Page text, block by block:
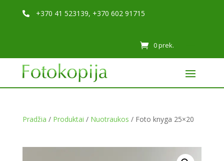
 +370 41 523139, +370 602 91715
0 prek.
Pradžia / Produktai / Nuotraukos / Foto knyga 25×20